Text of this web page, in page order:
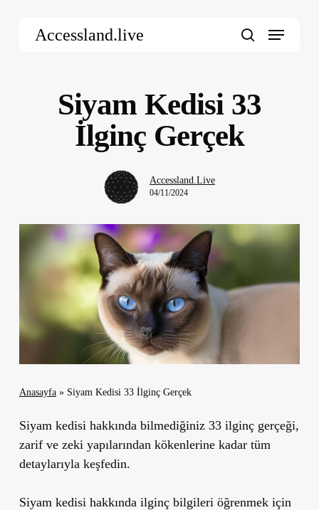
Accessland.live Menu
Siyam Kedisi 33
İlginç Gerçek
Accessland.Live
04/11/2024
Anasayfa» Siyam Kedisi 33 İlginç Gerçek
Siyam kedisi hakkında bilmediğiniz 33 ilginç gerçeği,
zarif ve zeki yapılarından kökenlerine kadar tüm
detaylarıyla keşfedin.
Siyam kedisi hakkında ilginç bilgileri öğrenmek için